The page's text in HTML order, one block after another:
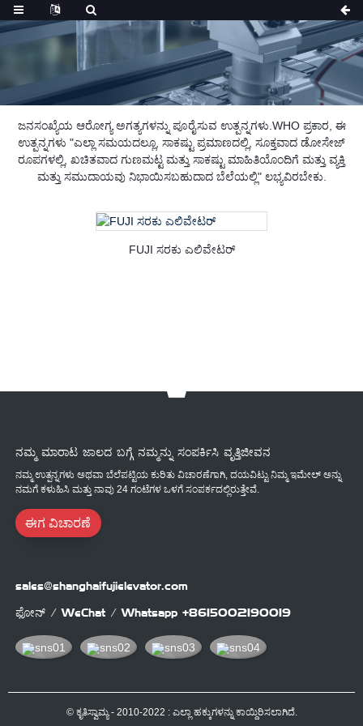
ಜನಸಂಖ್ಯೆಯ ಆರೋಗ್ಯ ಅಗತ್ಯಗಳನ್ನು ಪೂರೈಸುವ ಉತ್ಪನ್ನಗಳು.WHO ಪ್ರಕಾರ, ಈ
ಉತ್ಪನ್ನಗಳು "ಎಲ್ಲಾ ಸಮಯದಲ್ಲೂ, ಸಾಕಷ್ಟು ಪ್ರಮಾಣದಲ್ಲಿ, ಸೂಕ್ತವಾದ ಡೋಸೇಜ್
ರೂಪಗಳಲ್ಲಿ, ಖಚಿತವಾದ ಗುಣಮಟ್ಟ ಮತ್ತು ಸಾಕಷ್ಟು ಮಾಹಿತಿಯೊಂದಿಗೆ ಮತ್ತು ವ್ಯಕ್ತಿ
ಮತ್ತು ಸಮುದಾಯವು ನಿಭಾಯಿಸಬಹುದಾದ ಬೆಲೆಯಲ್ಲಿ" ಲಭ್ಯವಿರಬೇಕು.
FUJI ಸರಕು ಎಲಿವೇಟರ್
ನಮ್ಮ ಮಾರಾಟ ಜಾಲದ ಬಗ್ಗೆ ನಮ್ಮನ್ನು ಸಂಪರ್ಕಿಸಿ ವೃತ್ತಿಜೀವನ
ನಮ್ಮ ಉತ್ಪನ್ನಗಳು ಅಥವಾ ಬೆಲೆಪಟ್ಟಿಯ ಕುರಿತು ವಿಚಾರಣೆಗಾಗಿ, ದಯವಿಟ್ಟು ನಿಮ್ಮ ಇಮೇಲ್ ಅನ್ನು
ನಮಗೆ ಕಳುಹಿಸಿ ಮತ್ತು ನಾವು 24 ಗಂಟೆಗಳ ಒಳಗೆ ಸಂಪರ್ಕದಲ್ಲಿರುತ್ತೇವೆ.
ಈಗ ವಿಚಾರಣೆ
sales@shanghaifujielevator.com
ಫೋನ್ / WeChat / Whatsapp +8615002190019
© ಕೃತಿಸ್ವಾಮ್ಯ - 2010-2022 : ಎಲ್ಲಾ ಹಕ್ಕುಗಳನ್ನು ಕಾಯ್ದಿರಿಸಲಾಗಿದೆ.